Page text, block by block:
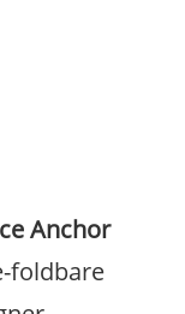
Anchor
foldbare